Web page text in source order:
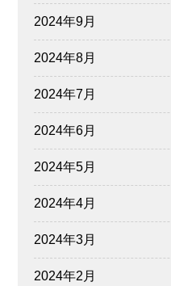
2024年9月
2024年8月
2024年7月
2024年6月
2024年5月
2024年4月
2024年3月
2024年2月